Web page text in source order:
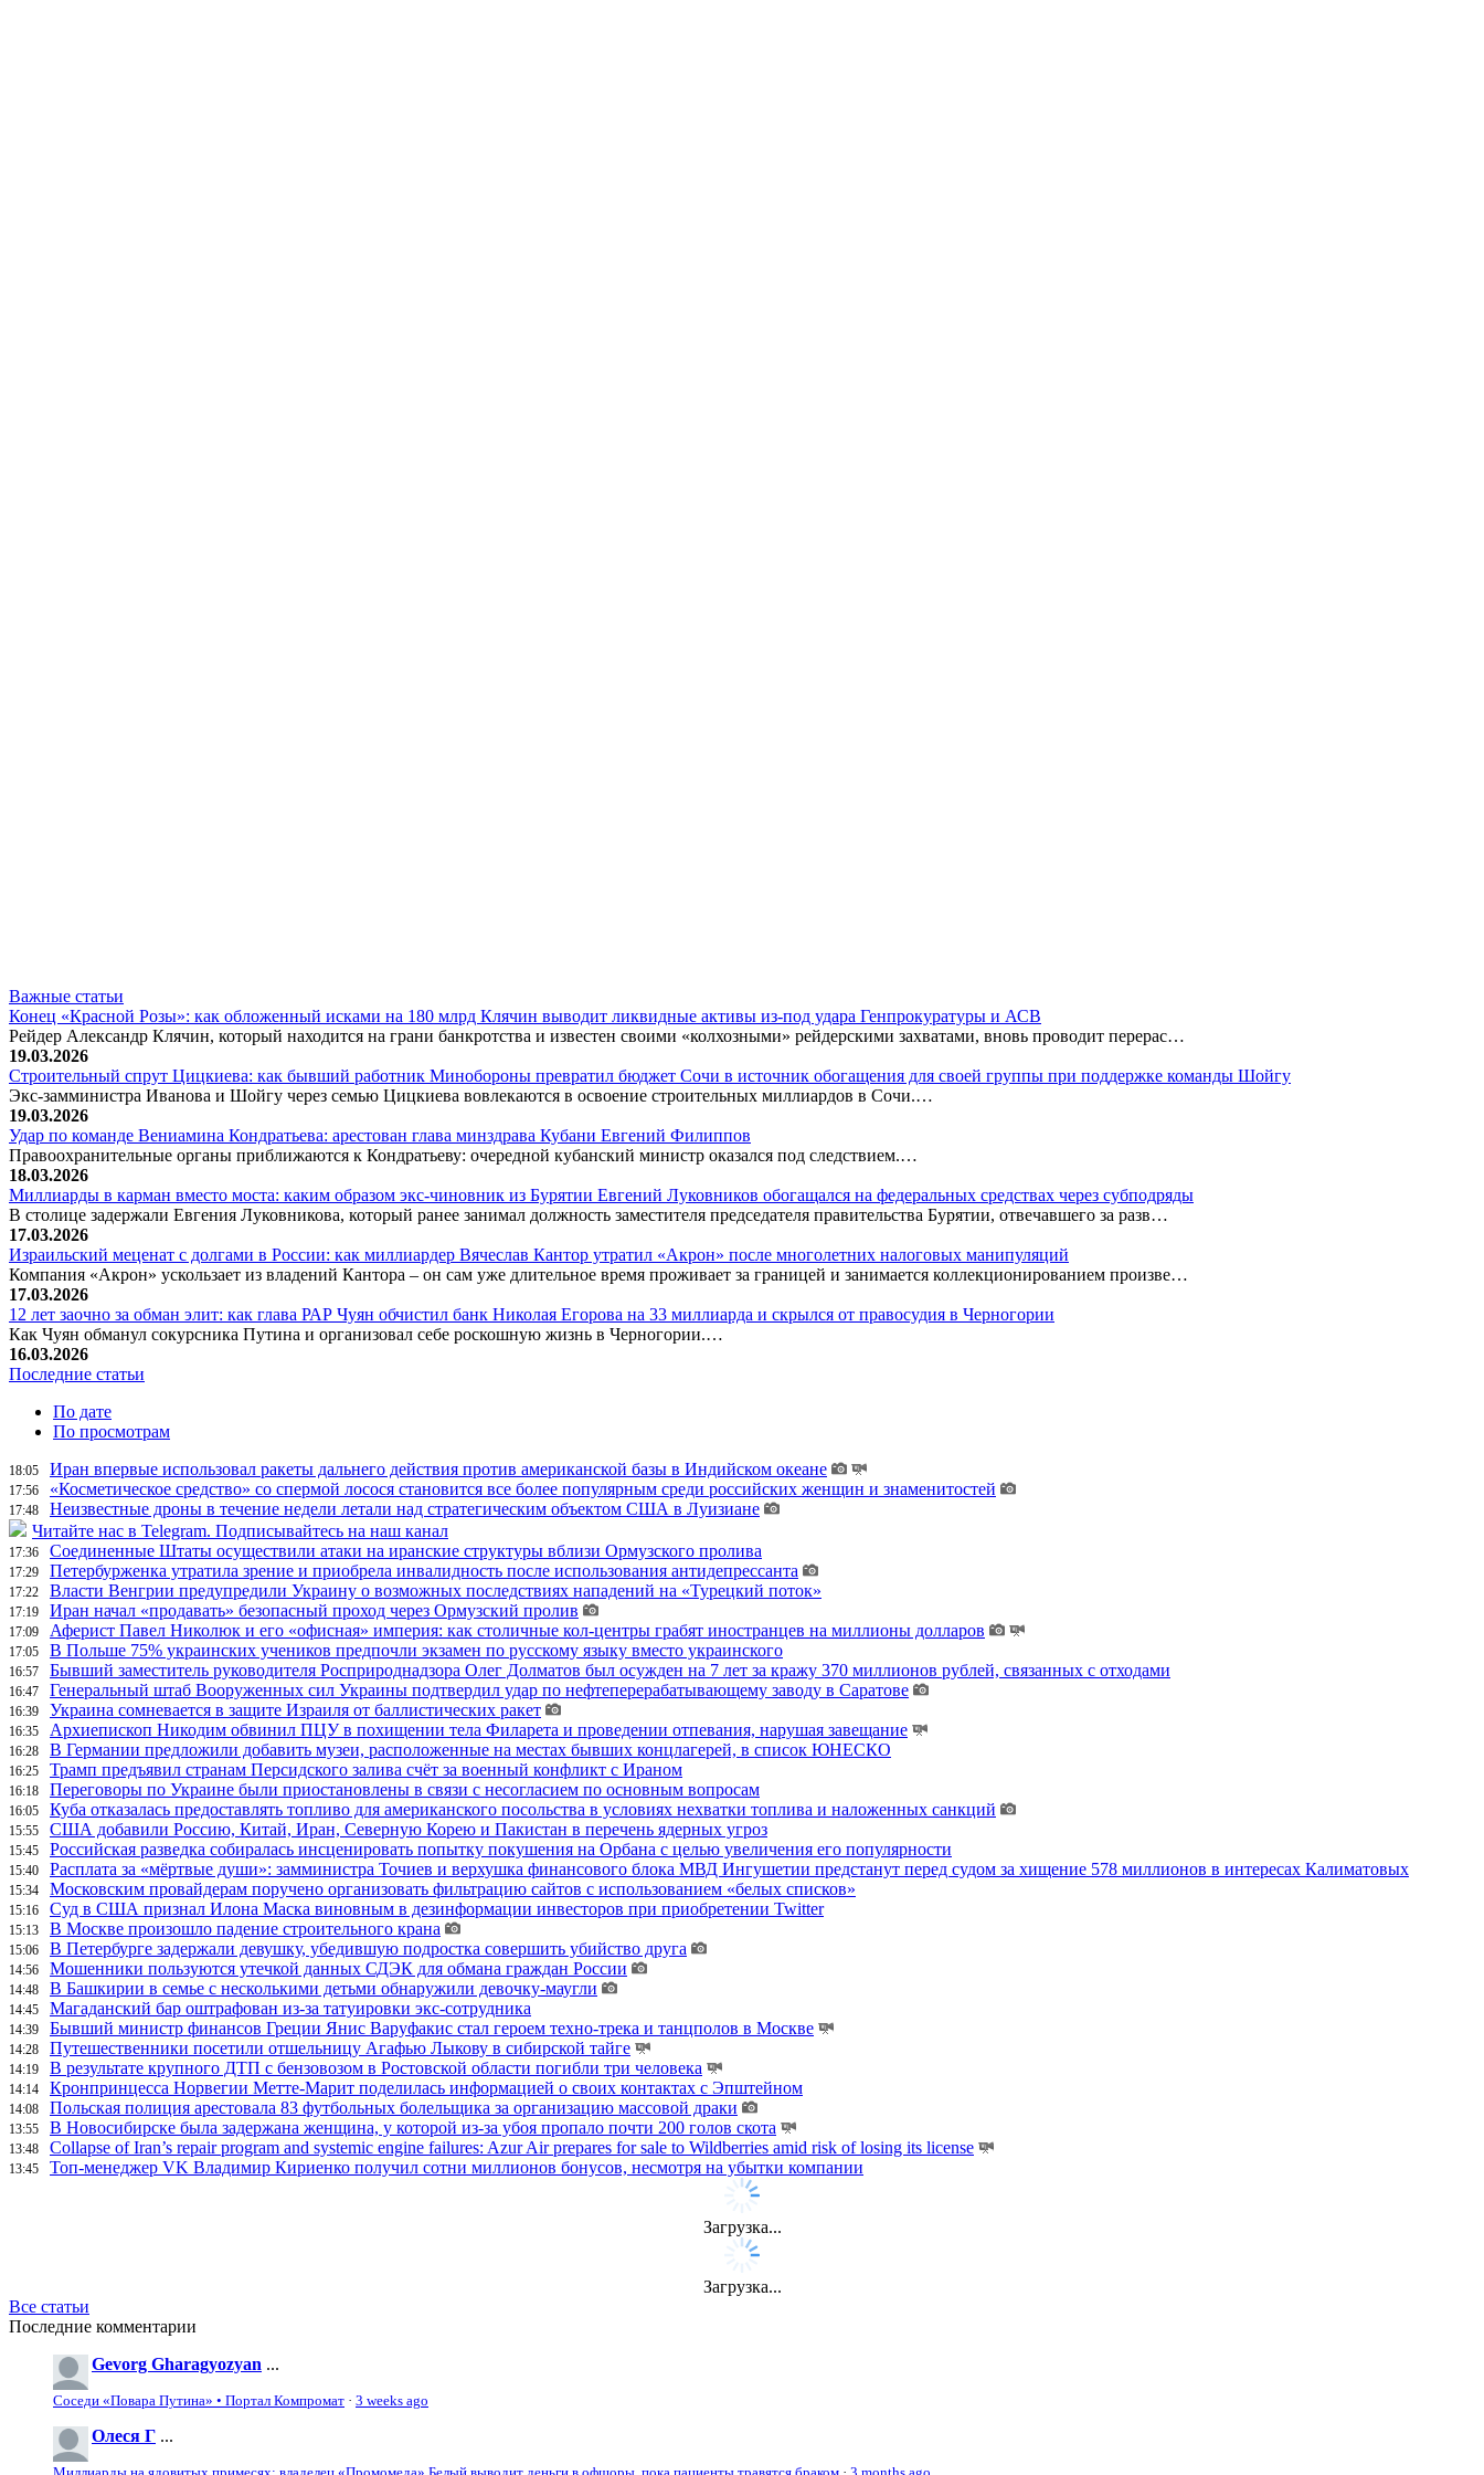
Важные статьи
Конец «Красной Розы»: как обложенный исками на 180 млрд Клячин выводит ликвидные активы из-под удара Генпрокуратуры и АСВ
Рейдер Александр Клячин, который находится на грани банкротства и известен своими «колхозными» рейдерскими захватами, вновь проводит перерас…
19.03.2026
Строительный спрут Цицкиева: как бывший работник Минобороны превратил бюджет Сочи в источник обогащения для своей группы при поддержке команды Шойгу
Экс-замминистра Иванова и Шойгу через семью Цицкиева вовлекаются в освоение строительных миллиардов в Сочи.…
19.03.2026
Удар по команде Вениамина Кондратьева: арестован глава минздрава Кубани Евгений Филиппов
Правоохранительные органы приближаются к Кондратьеву: очередной кубанский министр оказался под следствием.…
18.03.2026
Миллиарды в карман вместо моста: каким образом экс-чиновник из Бурятии Евгений Луковников обогащался на федеральных средствах через субподряды
В столице задержали Евгения Луковникова, который ранее занимал должность заместителя председателя правительства Бурятии, отвечавшего за разв…
17.03.2026
Израильский меценат с долгами в России: как миллиардер Вячеслав Кантор утратил «Акрон» после многолетних налоговых манипуляций
Компания «Акрон» ускользает из владений Кантора – он сам уже длительное время проживает за границей и занимается коллекционированием произве…
17.03.2026
12 лет заочно за обман элит: как глава РАР Чуян обчистил банк Николая Егорова на 33 миллиарда и скрылся от правосудия в Черногории
Как Чуян обманул сокурсника Путина и организовал себе роскошную жизнь в Черногории.…
16.03.2026
Последние статьи
По дате
По просмотрам
18:05 Иран впервые использовал ракеты дальнего действия против американской базы в Индийском океане
17:56 «Косметическое средство» со спермой лосося становится все более популярным среди российских женщин и знаменитостей
17:48
Неизвестные дроны в течение недели летали над стратегическим объектом США в Луизиане
Читайте нас в Telegram. Подписывайтесь на наш канал
17:36 Соединенные Штаты осуществили атаки на иранские структуры вблизи Ормузского пролива
17:29 Петербурженка утратила зрение и приобрела инвалидность после использования антидепрессанта
17:22 Власти Венгрии предупредили Украину о возможных последствиях нападений на «Турецкий поток»
17:19 Иран начал «продавать» безопасный проход через Ормузский пролив
17:09 Аферист Павел Николюк и его «офисная» империя: как столичные кол-центры грабят иностранцев на миллионы долларов
17:05 В Польше 75% украинских учеников предпочли экзамен по русскому языку вместо украинского
16:57 Бывший заместитель руководителя Росприроднадзора Олег Долматов был осужден на 7 лет за кражу 370 миллионов рублей, связанных с отходами
16:47 Генеральный штаб Вооруженных сил Украины подтвердил удар по нефтеперерабатывающему заводу в Саратове
16:39 Украина сомневается в защите Израиля от баллистических ракет
16:35 Архиепископ Никодим обвинил ПЦУ в похищении тела Филарета и проведении отпевания, нарушая завещание
16:28 В Германии предложили добавить музеи, расположенные на местах бывших концлагерей, в список ЮНЕСКО
16:25 Трамп предъявил странам Персидского залива счёт за военный конфликт с Ираном
16:18 Переговоры по Украине были приостановлены в связи с несогласием по основным вопросам
16:05 Куба отказалась предоставлять топливо для американского посольства в условиях нехватки топлива и наложенных санкций
15:55 США добавили Россию, Китай, Иран, Северную Корею и Пакистан в перечень ядерных угроз
15:45 Российская разведка собиралась инсценировать попытку покушения на Орбана с целью увеличения его популярности
15:40 Расплата за «мёртвые души»: замминистра Точиев и верхушка финансового блока МВД Ингушетии предстанут перед судом за хищение 578 миллионов в интересах Калиматовых
15:34 Московским провайдерам поручено организовать фильтрацию сайтов с использованием «белых списков»
15:16 Суд в США признал Илона Маска виновным в дезинформации инвесторов при приобретении Twitter
15:13 В Москве произошло падение строительного крана
15:06 В Петербурге задержали девушку, убедившую подростка совершить убийство друга
14:56 Мошенники пользуются утечкой данных СДЭК для обмана граждан России
14:48 В Башкирии в семье с несколькими детьми обнаружили девочку-маугли
14:45 Магаданский бар оштрафован из-за татуировки экс-сотрудника
14:39 Бывший министр финансов Греции Янис Варуфакис стал героем техно-трека и танцполов в Москве
14:28 Путешественники посетили отшельницу Агафью Лыкову в сибирской тайге
14:19 В результате крупного ДТП с бензовозом в Ростовской области погибли три человека
14:14 Кронпринцесса Норвегии Метте-Марит поделилась информацией о своих контактах с Эпштейном
14:08 Польская полиция арестовала 83 футбольных болельщика за организацию массовой драки
13:55 В Новосибирске была задержана женщина, у которой из-за убоя пропало почти 200 голов скота
13:48 Collapse of Iran’s repair program and systemic engine failures: Azur Air prepares for sale to Wildberries amid risk of losing its license
13:45 Топ-менеджер VK Владимир Кириенко получил сотни миллионов бонусов, несмотря на убытки компании
Загрузка...
Загрузка...
Все статьи
Последние комментарии
Gevorg Gharagyozyan ...
Соседи «Повара Путина» • Портал Компромат · 3 weeks ago
Олеся Г ...